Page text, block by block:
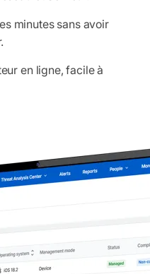
minutes sans avoir
en ligne, facile à